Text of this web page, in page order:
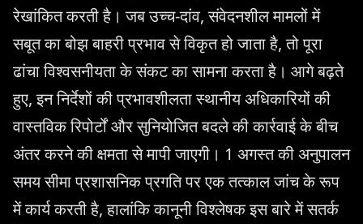
रेखांकित करती है। जब उच्च-दांव, संवेदनशील मामलों में
सबूत का बोझ बाहरी प्रभाव से विकृत हो जाता है, तो पूरा
ढांचा विश्वसनीयता के संकट का सामना करता है। आगे बढ़ते
हुए, इन निर्देशों की प्रभावशीलता स्थानीय अधिकारियों की
वास्तविक रिपोर्टों और सुनियोजित बदले की कार्रवाई के बीच
अंतर करने की क्षमता से मापी जाएगी। 1 अगस्त की अनुपालन
समय सीमा प्रशासनिक प्रगति पर एक तत्काल जांच के रूप
में कार्य करती है, हालांकि कानूनी विश्लेषक इस बारे में सतर्क